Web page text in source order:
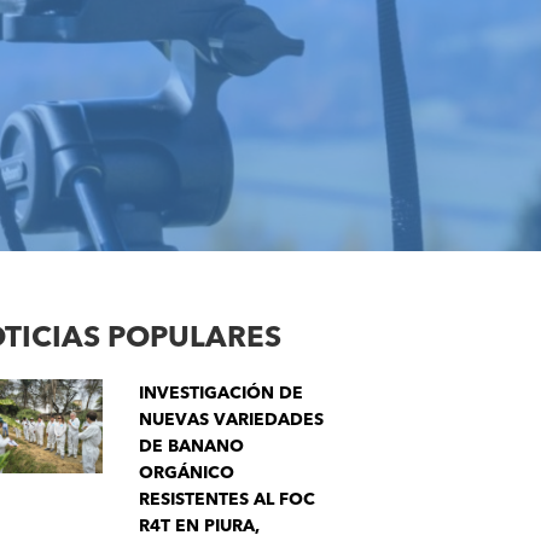
POPULARES
INVESTIGACIÓN DE
NUEVAS VARIEDADES
DE BANANO
ORGÁNICO
RESISTENTES AL FOC
R4T EN PIURA,